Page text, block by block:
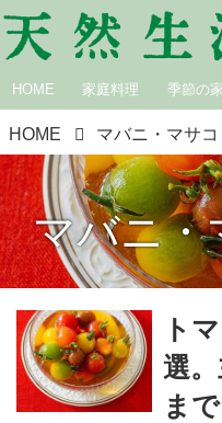
HOME 家庭料理 季節の
HOME マバニ・マサコ
マバニ・
ト
選
ま